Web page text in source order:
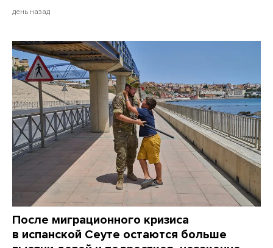
день назад
После миграционного кризиса
в испанской Сеуте остаются больше